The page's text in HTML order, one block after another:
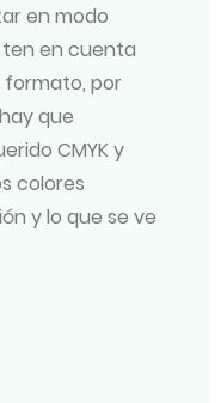
en modo
ten en cuenta
formato, por
que
CMYK y
colores
y lo que se ve